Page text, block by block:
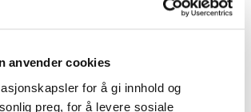
anvender cookies
for å gi innhold og
preg, for å levere sosiale
Paal Tarjei